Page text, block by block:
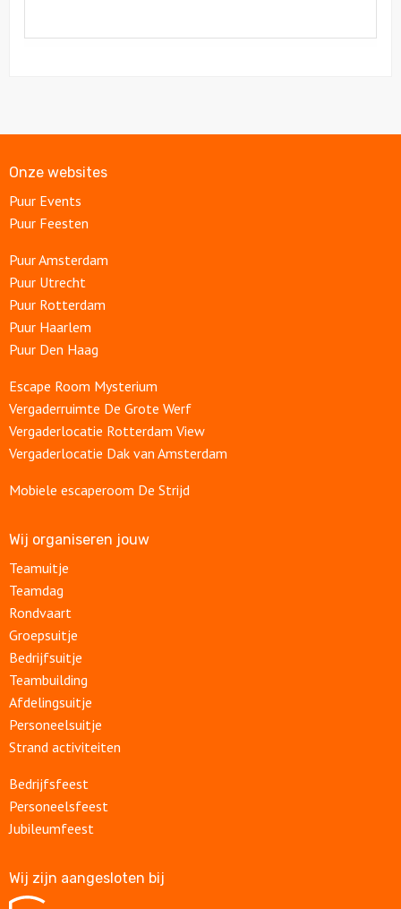
Onze websites
Puur Events
Puur Feesten
Puur Amsterdam
Puur Utrecht
Puur Rotterdam
Puur Haarlem
Puur Den Haag
Escape Room Mysterium
Vergaderruimte De Grote Werf
Vergaderlocatie Rotterdam View
Vergaderlocatie Dak van Amsterdam
Mobiele escaperoom De Strijd
Wij organiseren jouw
Teamuitje
Teamdag
Rondvaart
Groepsuitje
Bedrijfsuitje
Teambuilding
Afdelingsuitje
Personeelsuitje
Strand activiteiten
Bedrijfsfeest
Personeelsfeest
Jubileumfeest
Wij zijn aangesloten bij